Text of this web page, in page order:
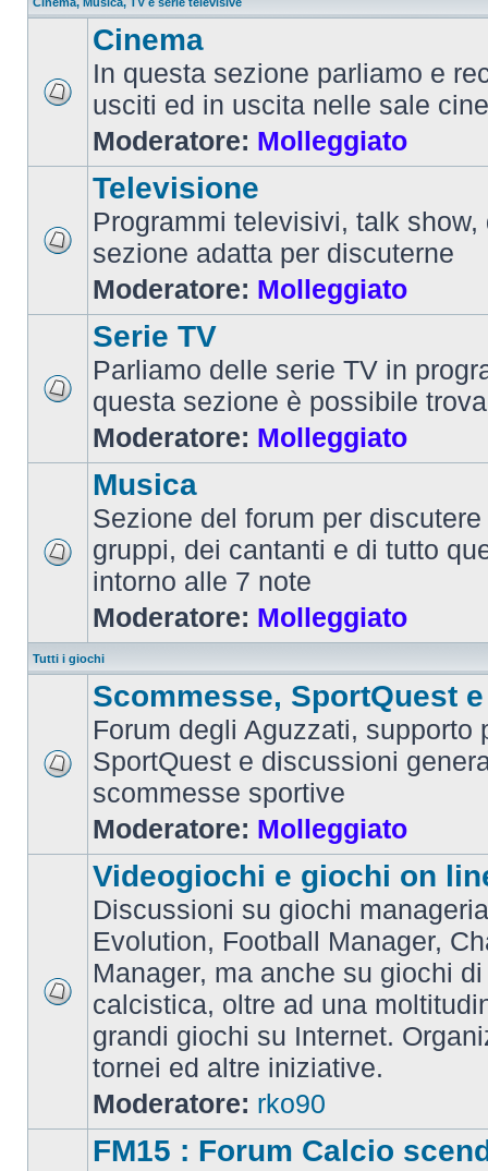
Cinema
In questa sezione parliamo e
usciti ed in uscita nelle sale
Moderatore: Molleggiato
Televisione
Programmi televisivi, talk show,
sezione adatta per discuterne
Moderatore: Molleggiato
Serie TV
Parliamo delle serie TV in
questa sezione è possibile
Moderatore: Molleggiato
Musica
Sezione del forum per
gruppi, dei cantanti e di tutto
intorno alle 7 note
Moderatore: Molleggiato
Tutti i giochi
Scommesse, SportQuest
Forum degli Aguzzati, supporto
SportQuest e discussioni
scommesse sportive
Moderatore: Molleggiato
Videogiochi e giochi on
Discussioni su giochi
Evolution, Football Manager,
Manager, ma anche su giochi
calcistica, oltre ad una
grandi giochi su Internet.
tornei ed altre iniziative.
Moderatore: rko90
FM15 : Forum Calcio